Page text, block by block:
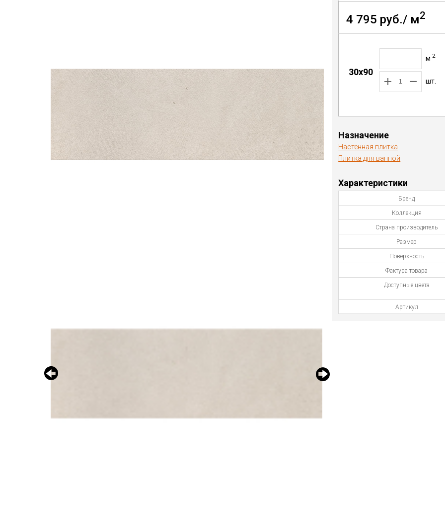
4 795 руб./ м2
30x90
м 2
шт.
Назначение
Настенная плитка
Плитка для ванной
Характеристики
Бренд
Коллекция
Страна производитель
Размер
Поверхность
Фактура товара
Доступные цвета
Артикул